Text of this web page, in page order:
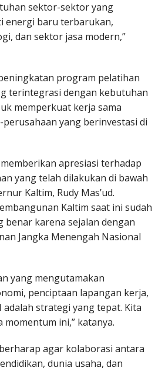
sektor-sektor yang
energi baru terbarukan,
dan sektor jasa modern,”
program pelatihan
terintegrasi dengan kebutuhan
memperkuat kerja sama
yang berinvestasi di
apresiasi terhadap
yang telah dilakukan di bawah
Kaltim, Rudy Mas’ud.
Kaltim saat ini sudah
benar karena sejalan dengan
Jangka Menengah Nasional
yang mengutamakan
penciptaan lapangan kerja,
adalah strategi yang tepat. Kita
ini,” katanya.
agar kolaborasi antara
dunia usaha, dan